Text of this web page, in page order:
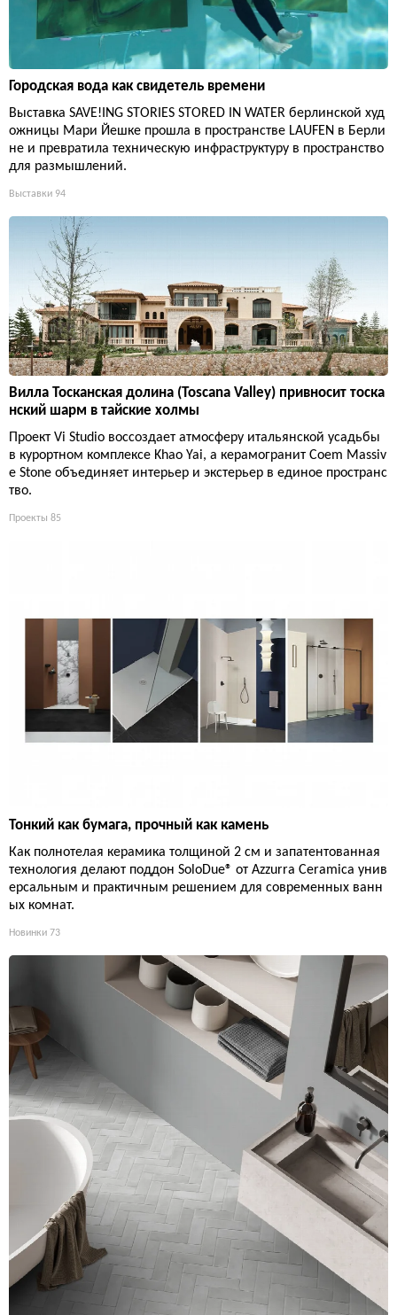
Городская вода как свидетель времени
Выставка SAVE!ING STORIES STORED IN WATER берлинской худ
ожницы Мари Йешке прошла в пространстве LAUFEN в Берли
не и превратила техническую инфраструктуру в пространство
для размышлений.
Выставки 94
Вилла Тосканская долина (Toscana Valley) привносит тоска
нский шарм в тайские холмы
Проект Vi Studio воссоздает атмосферу итальянской усадьбы
в курортном комплексе Khao Yai, а керамогранит Coem Massiv
e Stone объединяет интерьер и экстерьер в единое пространс
тво.
Проекты 85
Тонкий как бумага, прочный как камень
Как полнотелая керамика толщиной 2 см и запатентованная
технология делают поддон SoloDue® от Azzurra Ceramica унив
ерсальным и практичным решением для современных ванн
ых комнат.
Новинки 73